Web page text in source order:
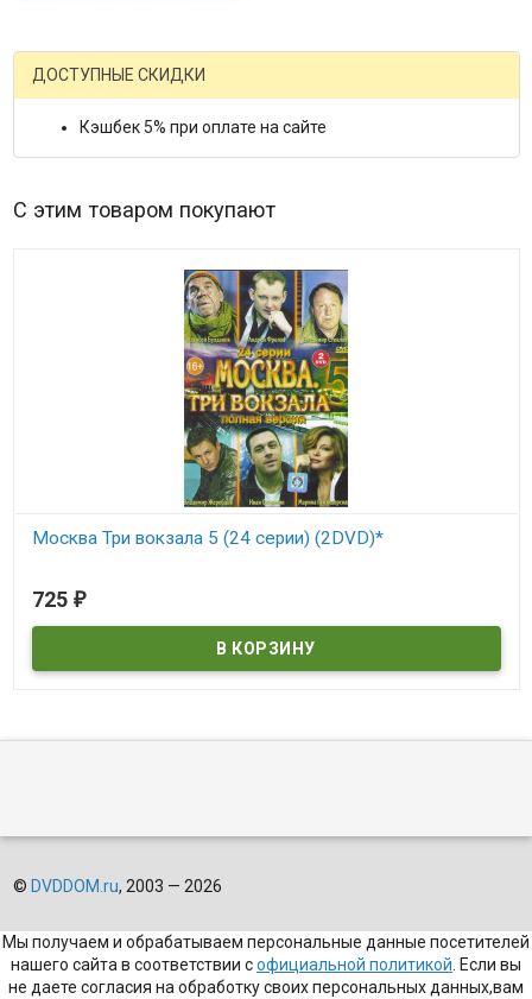
ДОСТУПНЫЕ СКИДКИ
Кэшбек 5% при оплате на сайте
С этим товаром покупают
Москва Три вокзала 5 (24 серии) (2DVD)*
725 ₽
© DVDDOM.ru, 2003 — 2026
Мы получаем и обрабатываем персональные данные посетителей
нашего сайта в соответствии софициальной политикой. Если вы
не даете согласия на обработку своих персональных данных,вам